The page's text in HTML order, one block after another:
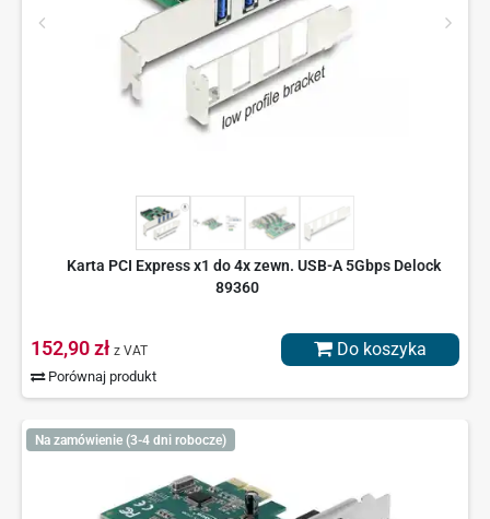
Karta PCI Express x1 do 4x zewn. USB-A 5Gbps Delock
89360
152,90 zł z VAT
Porównaj produkt
Do koszyka
Na zamówienie (3-4 dni robocze)